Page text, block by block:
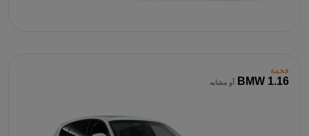
فخمة
BMW 1.16 أو مشابه